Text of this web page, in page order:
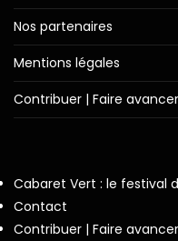
Nos partenaires
Mentions légales
Contribuer | Faire
Cabaret Vert : le festival
Contact
Contribuer | Faire